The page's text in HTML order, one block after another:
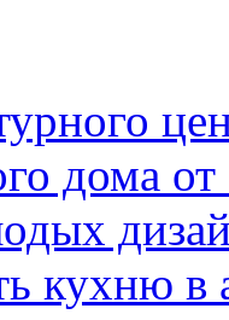
дома
кухню в